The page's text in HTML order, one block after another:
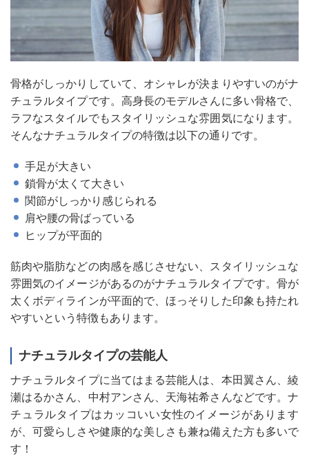
骨格がしっかりしていて、オシャレが決まりやすいのがナ
チュラルタイプです。高身長のモデルさんに多い骨格で、
ラフなスタイルでもスタイリッシュな雰囲気になります。
そんなナチュラルタイプの特徴は以下の通りです。
手足が大きい
鎖骨が太くて大きい
関節がしっかり感じられる
肩や腰の骨ばっている
ヒップが平面的
筋肉や脂肪などの肉感を感じさせない、スタイリッシュな
雰囲気のイメージがあるのがナチュラルタイプです。骨が
太くボディラインが平面的で、ほっそりした印象も持たれ
やすいという特徴もあります。
ナチュラルタイプの芸能人
ナチュラルタイプに当てはまる芸能人は、本田翼さん、綾
瀬はるかさん、中村アンさん、天海祐希さんなどです。ナ
チュラルタイプはカッコいい女性のイメージがあります
が、可愛らしさや健康的な美しさも兼ね備えた方も多いで
す！